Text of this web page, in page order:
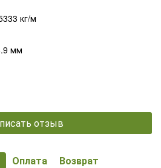
кг/м
мм
отзыв
Оплата Возврат